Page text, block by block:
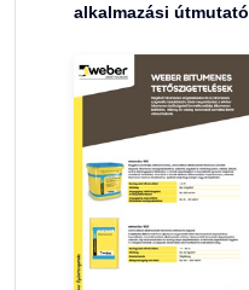
alkalmazási útmutató